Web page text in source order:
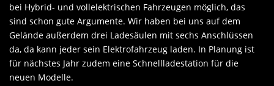
bei Hybrid- und vollelektrischen Fahrzeugen möglich, das
sind schon gute Argumente. Wir haben bei uns auf dem
Gelände außerdem drei Ladesäulen mit sechs Anschlüssen
da, da kann jeder sein Elektrofahrzeug laden. In Planung ist
für nächstes Jahr zudem eine Schnellladestation für die
neuen Modelle.